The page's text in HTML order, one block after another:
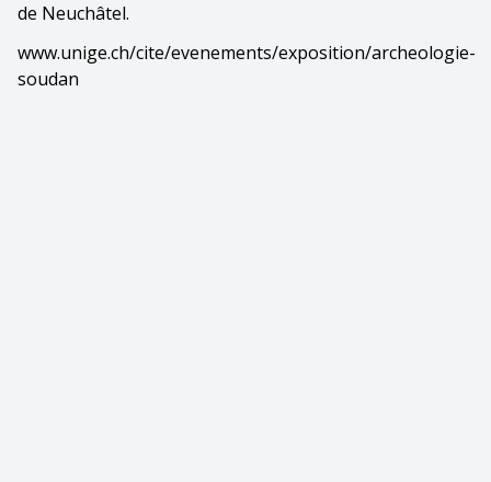
de Neuchâtel.
www.unige.ch/cite/evenements/exposition/archeologie-
soudan